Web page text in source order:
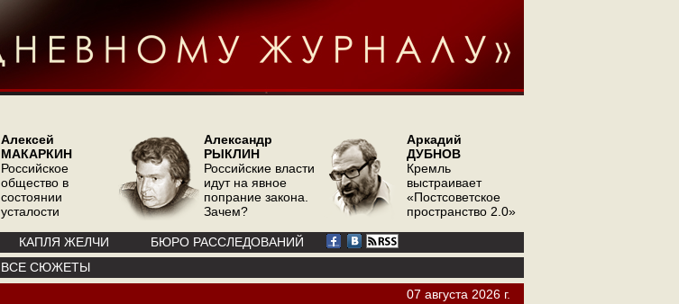
Алексей
МАКАРКИН
Российское
общество в
состоянии
усталости
Александр
РЫКЛИН
Российские власти
идут на явное
попрание закона.
Зачем?
Аркадий
ДУБНОВ
Кремль
выстраивает
«Постсоветское
пространство 2.0»
КАПЛЯ ЖЕЛЧИ
БЮРО РАССЛЕДОВАНИЙ
ВСЕ СЮЖЕТЫ
07 августа 2026 г.